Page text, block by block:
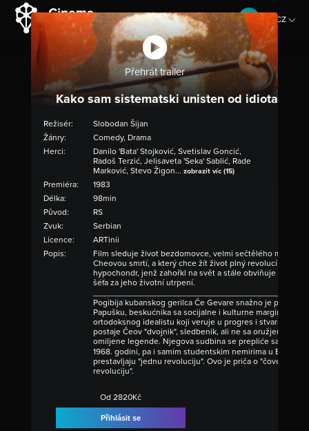
CZ
Přehrát trailer
Kako sam sistematski unisten od idiota
Režisér:
Slobodan Šijan
Žánry:
Comedy, Drama
Herci:
Danilo 'Bata' Stojković, Svetislav Goncić,
Radoš Terzić, Jelisaveta 'Seka' Sablić, Rade
Marković, Stevo Žigon... zobrazit víc (15)
Premiéra:
1983
Délka:
98min
Původ:
RS
Zvuk:
Serbian
Licence:
ARTinii
Popis:
Film sleduje život bezdomovce, velmi sečtělého
Cheovou smrtí, a který chce žít život plný revolucí a
hypochondr, jenž zahořkl na svět a stále obviňuje svého
šéfa za jeho životní utrpení.
Pogibija kubanskog gerilca Če Gevare snažno je potresla
Papušku, beskućnika sa socijalne i kulturne margine, ali
ortodoksnog idealistu koji veruje u progres i stvaranje
postaje Čeov "dvojnik", sledbenik, ali ne sa oružjem u
omiljene legende. Njegova sudbina se prepliće sa
1968. godini, pa i samim studentskim nemirima u
prestavljaju "jednu revoluciju". Ovo je priča o "čoveku koji
revoluciju".
Od 2820Kč
Přihlásit se